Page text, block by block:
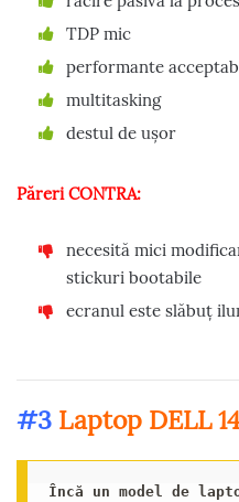
TDP mic
performante
multitasking
destul de ușor
Păreri CONTRA:
necesită mici
stickuri bootabile
ecranul este slăbuț
#3 Laptop DELL
Încă un model de